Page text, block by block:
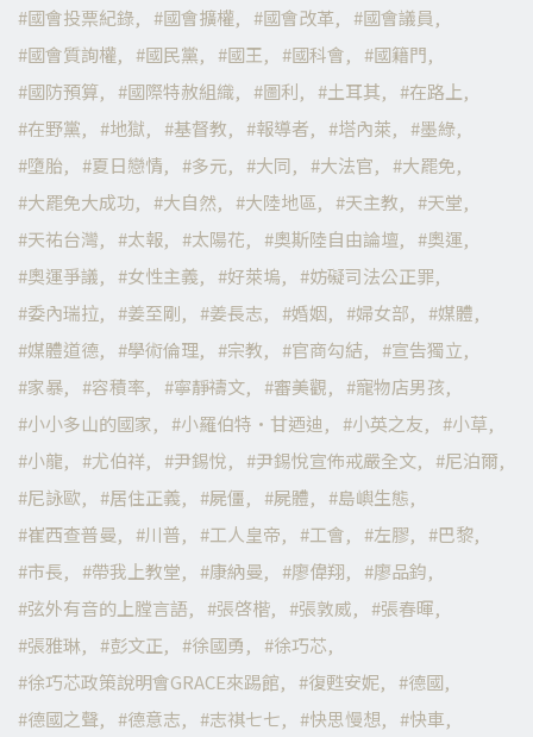
國會投票紀錄
國會擴權 國會改革
國會議員
國會質詢權
國民黨 國王 國科會
國籍門
國防預算
國際特赦組織 圖利 土耳其
在路上
在野黨
地獄 基督教 報導者 塔內萊
墨綠
墮胎
夏日戀情 多元 大同 大法官
大罷免
大罷免大成功
大自然 大陸地區 天主教
天堂
天祐台灣
太報 太陽花 奧斯陸自由論壇
奧運
奧運爭議
女性主義 好萊塢
妨礙司法公正罪
委內瑞拉
姜至剛 姜長志 婚姻 婦女部
媒體
媒體道德
學術倫理 宗教 官商勾結
宣告獨立
家暴
容積率 寧靜禱文 審美觀
寵物店男孩
小小多山的國家
小羅伯特·甘迺迪 小英之友
小草
小龍
尤伯祥 尹錫悅 尹錫悅宣佈戒嚴全文
尼泊爾
尼詠歐
居住正義 屍僵 屍體
島嶼生態
崔西查普曼
川普 工人皇帝 工會 左膠
巴黎
市長
帶我上教堂 康納曼 廖偉翔
廖品鈞
弦外有音的上膛言語
張啓楷 張敦威
張春暉
張雅琳
彭文正 徐國勇
徐巧芯
徐巧芯政策說明會GRACE來踢館
復甦安妮
德國
德國之聲
德意志 志祺七七 快思慢想
快車